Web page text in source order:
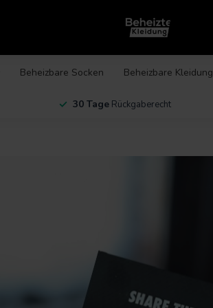
Beheizbare Socken Beheizbare Kleidung
30 TageRückgaberecht